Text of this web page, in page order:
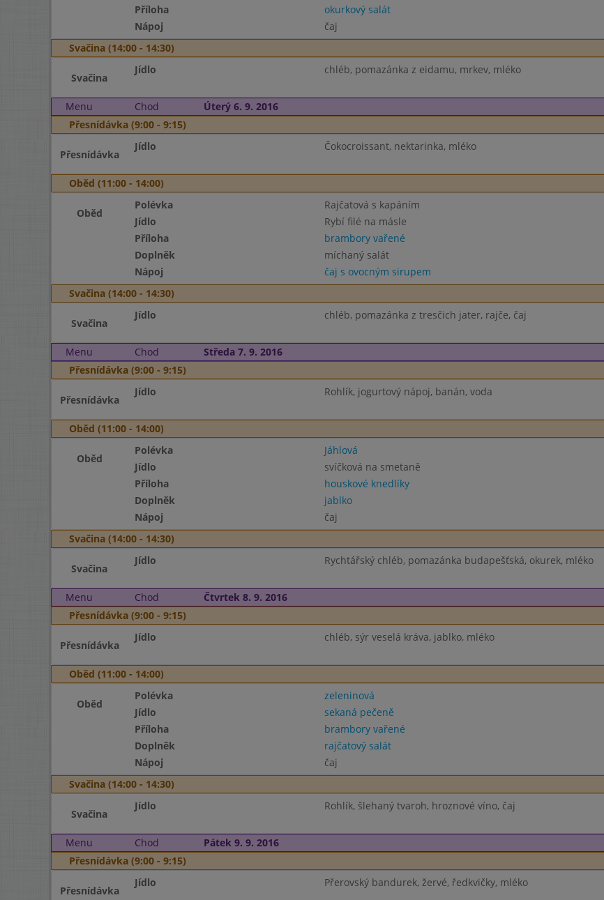
Příloha
okurkový salát
Nápoj
čaj
Svačina (14:00 - 14:30)
Svačina
Jídlo chléb, pomazánka z eidamu, mrkev, mléko
Menu Chod Úterý 6. 9. 2016
Přesnídávka (9:00 - 9:15)
Přesnídávka
Jídlo Čokocroissant, nektarinka, mléko
Oběd (11:00 - 14:00)
Oběd
Polévka Rajčatová s kapáním
Jídlo
Rybí filé na másle
Příloha
brambory vařené
Doplněk
míchaný salát
Nápoj
čaj s ovocným sirupem
Svačina (14:00 - 14:30)
Svačina
Jídlo chléb, pomazánka z tresčich jater, rajče, čaj
Menu Chod Středa 7. 9. 2016
Přesnídávka (9:00 - 9:15)
Přesnídávka
Jídlo Rohlík, jogurtový nápoj, banán, voda
Oběd (11:00 - 14:00)
Oběd
Polévka Jáhlová
Jídlo
svíčková na smetaně
Příloha
houskové knedlíky
Doplněk
jablko
Nápoj
čaj
Svačina (14:00 - 14:30)
Svačina
Jídlo Rychtářský chléb, pomazánka budapešťská, okurek, mléko
Menu Chod Čtvrtek 8. 9. 2016
Přesnídávka (9:00 - 9:15)
Přesnídávka
Jídlo chléb, sýr veselá kráva, jablko, mléko
Oběd (11:00 - 14:00)
Oběd
Polévka zeleninová
Jídlo
sekaná pečeně
Příloha
brambory vařené
Doplněk
rajčatový salát
Nápoj
čaj
Svačina (14:00 - 14:30)
Svačina
Jídlo Rohlík, šlehaný tvaroh, hroznové víno, čaj
Menu Chod Pátek 9. 9. 2016
Přesnídávka (9:00 - 9:15)
Přesnídávka
Jídlo Přerovský bandurek, žervé, ředkvičky, mléko